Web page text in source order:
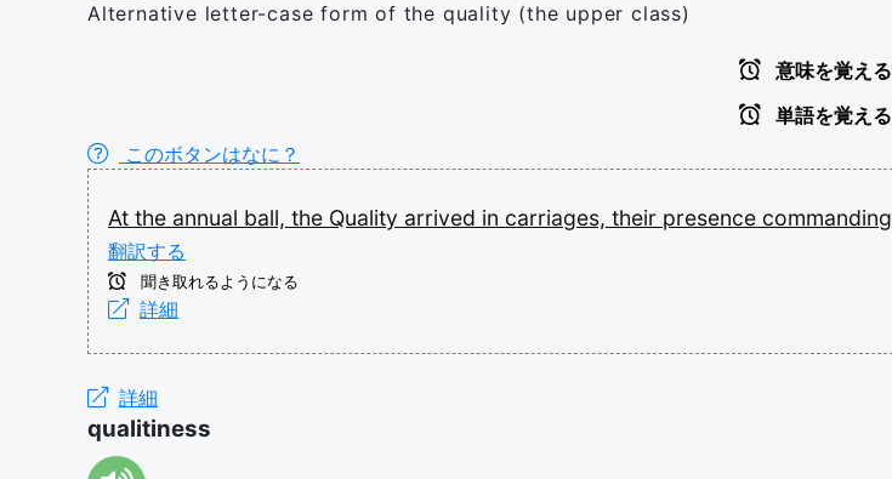
Alternative letter-case form of the quality (the upper class)
意味を覚える
単語を覚える
このボタンはなに？
At the annual ball, the Quality arrived in carriages, their presence commanding
翻訳する
聞き取れるようになる
詳細
詳細
qualitiness